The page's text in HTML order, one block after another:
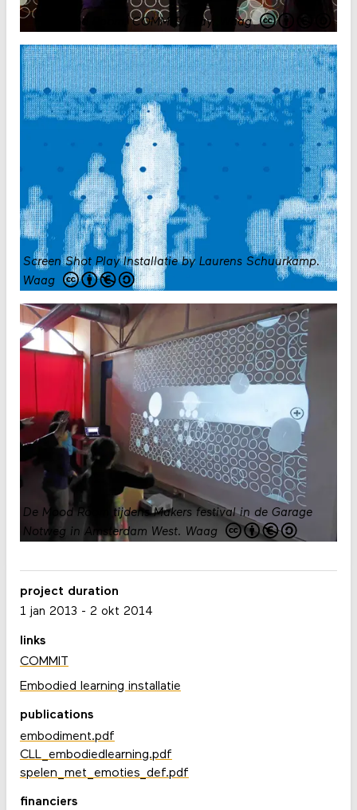
Mood Room, COMMIT/ Play Waag
Screen Shot Play Installatie by Laurens Schuurkamp.
Waag
De Mood Room tijdens Makers festival in de Garage
Notweg in Amsterdam West. Waag
project duration
1 jan 2013 - 2 okt 2014
links
COMMIT
Embodied learning installatie
publications
embodiment.pdf
CLL_embodiedlearning.pdf
spelen_met_emoties_def.pdf
financiers